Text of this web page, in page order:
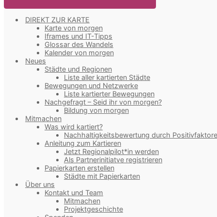
DIREKT ZUR KARTE
Karte von morgen
Iframes und IT-Tipps
Glossar des Wandels
Kalender von morgen
Neues
Städte und Regionen
Liste aller kartierten Städte
Bewegungen und Netzwerke
Liste kartierter Bewegungen
Nachgefragt – Seid ihr von morgen?
Bildung von morgen
Mitmachen
Was wird kartiert?
Nachhaltigkeitsbewertung durch
Anleitung zum Kartieren
Jetzt Regionalpilot*in werden
Als Partnerinitiatve registrieren
Papierkarten erstellen
Städte mit Papierkarten
Über uns
Kontakt und Team
Mitmachen
Projektgeschichte